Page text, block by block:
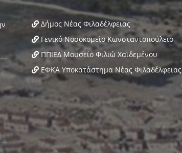
Δήμος Νέας Φιλαδέλφειας
Γενικό Νοσοκομείο Κωνσταντοπούλειο
ΠΠΙΕΔ Μουσείο Φιλιώ Χαϊδεμένου
ΕΦΚΑ Υποκατάστημα Νέας Φιλαδέλφειας